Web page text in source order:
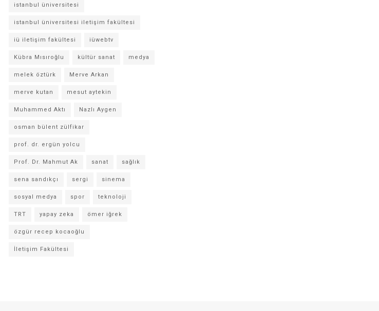
istanbul üniversitesi
istanbul üniversitesi iletişim fakültesi
iü iletişim fakültesi iüwebtv
Kübra Mısıroğlu kültür sanat medya
melek öztürk Merve Arkan
merve kutan mesut aytekin
Muhammed Aktı Nazlı Aygen
osman bülent zülfikar
prof. dr. ergün yolcu
Prof. Dr. Mahmut Ak sanat sağlık
sena sandıkçı sergi sinema
sosyal medya spor teknoloji
TRT yapay zeka ömer iğrek
özgür recep kocaoğlu
İletişim Fakültesi